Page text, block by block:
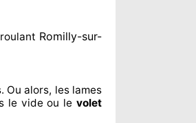
Romilly-sur-
Ou alors, les lames
le vide ou levolet